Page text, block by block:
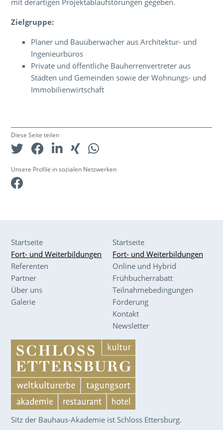
Zielgruppe:
Planer und Bauüberwacher aus Architektur- und
Ingenieurbüros
Private und öffentliche Bauherrenvertreter aus
Städten und Gemeinden sowie der Wohnungs- und
Immobilienwirtschaft
Diese Seite teilen
Unsere Profile in sozialen Netzwerken
Startseite
Fort- und Weiterbildungen
Referenten
Partner
Über uns
Galerie
Startseite
Fort- und Weiterbildungen
Online und Hybrid
Frühbucherrabatt
Teilnahmebedingungen
Förderung
Kontakt
Newsletter
Sitz der Bauhaus-Akademie ist Schloss Ettersburg.